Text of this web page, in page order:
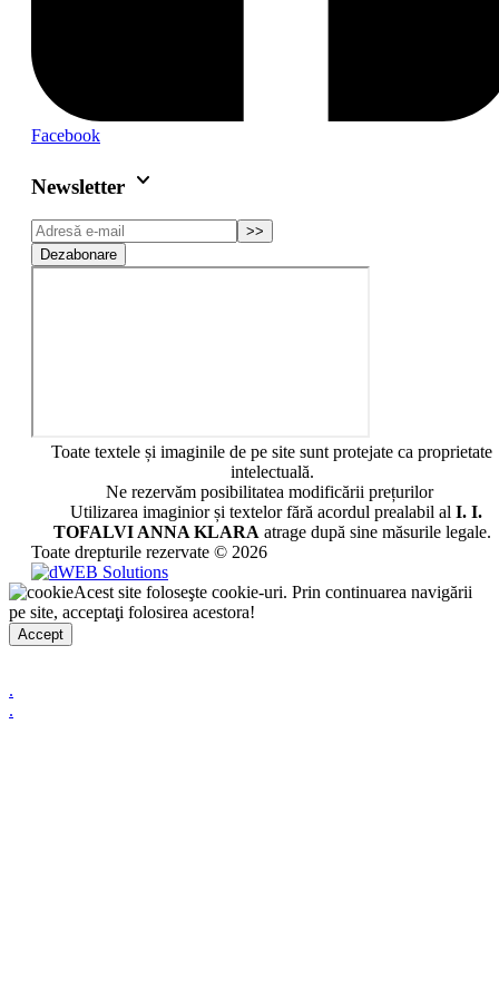
Facebook
Newsletter keyboard_arrow_down
>>
Dezabonare
Toate textele și imaginile de pe site sunt protejate ca proprietate
intelectuală.
Ne rezervăm posibilitatea modificării prețurilor
Utilizarea imaginior și textelor fără acordul prealabil al I. I.
TOFALVI ANNA KLARA atrage după sine măsurile legale.
Toate drepturile rezervate © 2026
Acest site foloseşte cookie-uri. Prin continuarea navigării
pe site, acceptaţi folosirea acestora!
Accept
.
.